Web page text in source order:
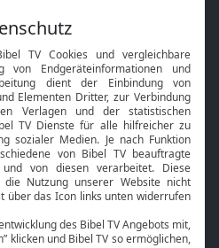
Mobile App
Smart TV
HbbTV
Bibelthek Online-Bibel
Nächster Gottesdienst
Service
Kontakt